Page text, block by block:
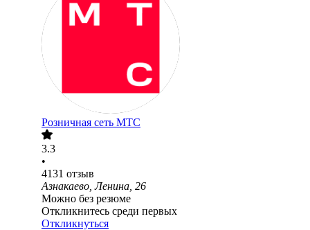
Розничная сеть МТС
3.3
•
4131 отзыв
Азнакаево, Ленина, 26
Можно без резюме
Откликнитесь среди первых
Откликнуться